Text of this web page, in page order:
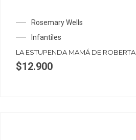
Rosemary Wells
Infantiles
LA ESTUPENDA MAMÁ DE ROBERTA
$12.900